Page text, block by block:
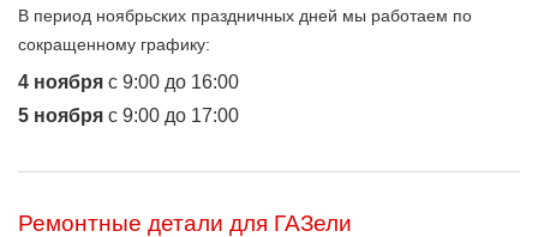
В период ноябрьских праздничных дней мы работаем по
сокращенному графику:
4 ноября c 9:00 до 16:00
5 ноября c 9:00 до 17:00
Ремонтные детали для ГАЗели